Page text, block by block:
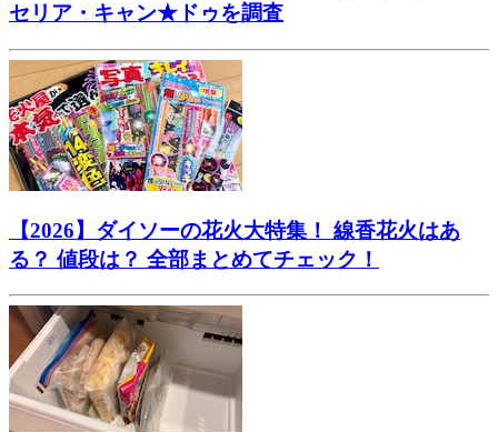
セリア・キャン★ドゥを調査
【2026】ダイソーの花火大特集！ 線香花火はあ
る？ 値段は？ 全部まとめてチェック！